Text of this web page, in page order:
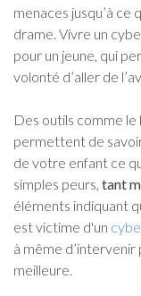
menaces jusqu’à ce
drame. Vivre un
pour un jeune, qui
volonté d’aller de
Des outils comme
permettent de
de votre enfant ce
simples peurs, tant
éléments indiquant
est victime d'un
à même
meilleure.